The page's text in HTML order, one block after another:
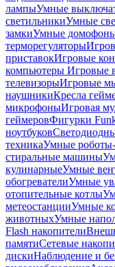
лампыУмные
светильникиУмные
замкиУмные
терморегуляторы
приставокИгровые
компьютеры Игровые
телевизорыИгровые
наушникиКресла
микрофоныИгровая
геймеровФигурки
ноутбуков
техникаУмные
стиральные машины
кулинарныеУмные
обогревателиУмные
отопительные котлы
метеостанцииУмные
животныхУмные
Flash накопители
памятиСетевые
дискиНаблюдение и